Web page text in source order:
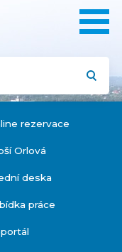
rezervace
Orlová
deska
práce